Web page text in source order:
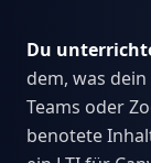
Du
dem, was
Teams oder
benotete